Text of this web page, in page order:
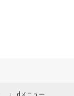
dメニュー